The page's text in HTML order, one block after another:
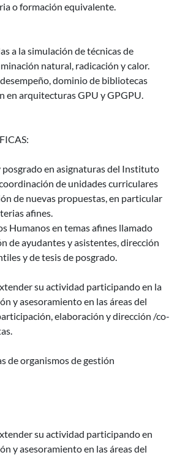
o formación equivalente.
a la simulación de técnicas de
natural, radicación y calor.
dominio de bibliotecas
en arquitecturas GPU y GPGPU.
posgrado en asignaturas del Instituto
de unidades curriculares
de nuevas propuestas, en particular
afines.
Humanos en temas afines llamado
de ayudantes y asistentes, dirección
y de tesis de posgrado.
su actividad participando en la
y asesoramiento en las áreas del
elaboración y dirección /co-
de organismos de gestión
su actividad participando en
y asesoramiento en las áreas del